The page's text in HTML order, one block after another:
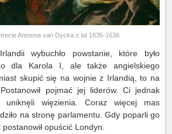
Antoona van Dycka z lat 1635-1636
wybuchło powstanie, które było
dla Karola I, ale także angielskiego
skupić się na wojnie z Irlandią, to na
pojmać jej liderów. Ci jednak
uniknęli więzienia. Coraz więcej mas
na stronę parlamentu. Gdy poparli go
opuścić Londyn.